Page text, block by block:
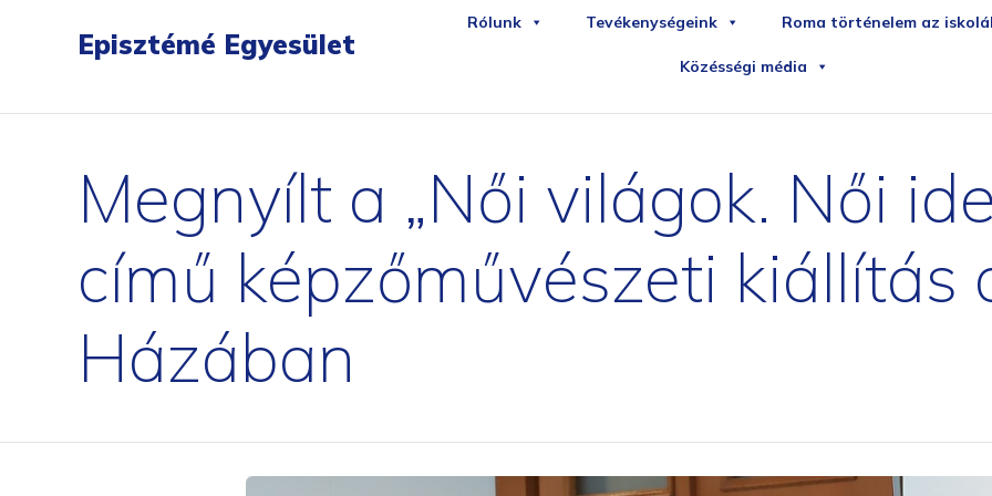
ersatzteiledirekt sportudstyr
Episztémé Egyesület
Rólunk Tevékenységeink Roma történelem az
Közésségi média
Megnyílt a „Női világok. Női
című képzőművészeti kiállítás
Házában